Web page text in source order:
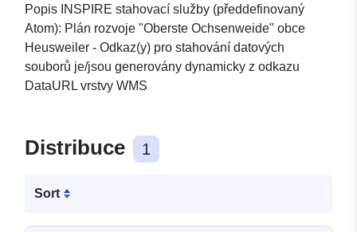
Popis INSPIRE stahovací služby (předdefinovaný
Atom): Plán rozvoje "Oberste Ochsenweide" obce
Heusweiler - Odkaz(y) pro stahování datových
souborů je/jsou generovány dynamicky z odkazu
DataURL vrstvy WMS
Distribuce 1
Sort